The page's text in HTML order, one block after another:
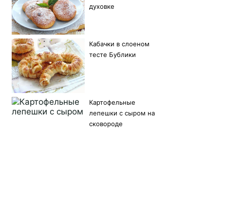
духовке
Кабачки в слоеном
тесте Бублики
Картофельные
лепешки с сыром на
сковороде